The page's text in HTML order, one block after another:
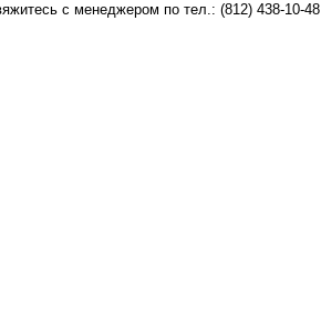
с менеджером по тел.: (812) 438-10-48